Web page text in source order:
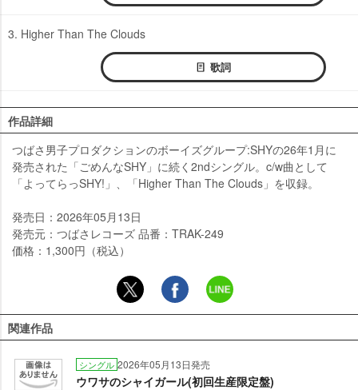
3. Higher Than The Clouds
歌詞
作品詳細
つばさ男子プロダクションのボーイズグループ:SHYの26年1月に
発売された「ごめんなSHY」に続く2ndシングル。c/w曲として
「よってらっSHY!」、「Higher Than The Clouds」を収録。
発売日：2026年05月13日
発売元：つばさレコーズ 品番：TRAK-249
価格：1,300円（税込）
関連作品
シングル 2026年05月13日発売
ウワサのシャイガール(初回生産限定盤)